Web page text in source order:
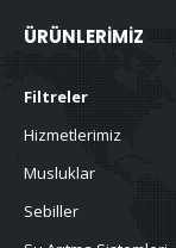
ÜRÜNLERIMIZ
Filtreler
Hizmetlerimiz
Musluklar
Sebiller